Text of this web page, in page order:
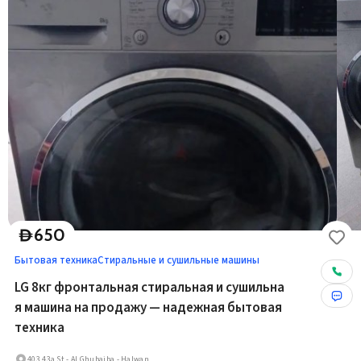
D650
Бытовая техникаСтиральные и сушильные машины
LG 8кг фронтальная стиральная и сушильна
я машина на продажу — надежная бытовая
техника